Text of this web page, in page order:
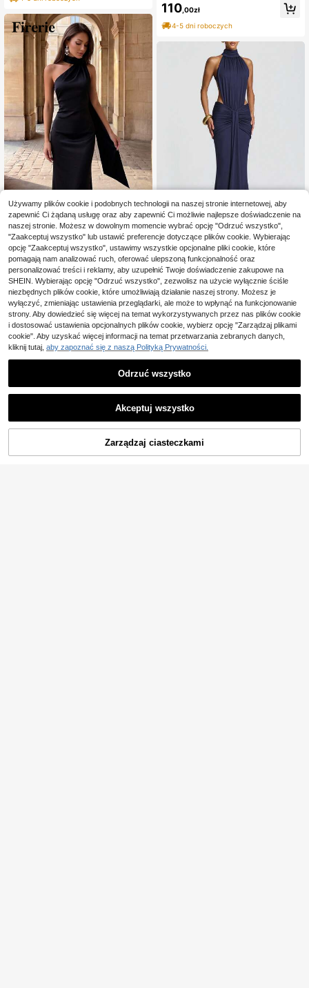
a, elegancka, ślubna
Firerie
Magazyn UE Firerie Asymetryczna s
atynowa sukienka z dekoltem, drap
owana, z odkrytymi plecami, czarn
a, elegancka, formalna, wieczorow
a, na bal, ślub, dla gościa weselneg
o, na zakończenie szkoły, kolację,
w stylu quiet luxury
107,91zł -1%
109,00złnajniższa cena
4-5 dni roboczych
ka na bal weselny, na urodziny, uko
owitalne
110 ,00zł
4-5 dni roboczych
Magazyn UE Elegancka długa sukien
ka slim fit z odkrytymi plecami dla k
obiet, seksowna sukienka bez ręka
wów na imprezę, ślub i wakacje, jes
ienna
137,61zł -1%
139,00złnajniższa cena
4-5 dni roboczych
KUP TERAZ DODAJ DO KOSZYKA
Używamy plików cookie i podobnych technologii na naszej stronie internetowej, aby
zapewnić Ci żądaną usługę oraz aby zapewnić Ci możliwie najlepsze doświadczenie na
naszej stronie. Możesz w dowolnym momencie wybrać opcję "Odrzuć wszystko",
"Zaakceptuj wszystko" lub ustawić preferencje dotyczące plików cookie. Wybierając
opcję "Zaakceptuj wszystko", ustawimy wszystkie opcjonalne pliki cookie, które
pomagają nam analizować ruch, oferować ulepszoną funkcjonalność oraz
personalizować treści i reklamy, aby uzupełnić Twoje doświadczenie zakupowe na
SHEIN. Wybierając opcję "Odrzuć wszystko", zezwolisz na użycie wyłącznie ściśle
niezbędnych plików cookie, które umożliwiają działanie naszej strony. Możesz je
wyłączyć, zmieniając ustawienia przeglądarki, ale może to wpłynąć na funkcjonowanie
strony. Aby dowiedzieć się więcej na temat wykorzystywanych przez nas plików cookie
i dostosować ustawienia opcjonalnych plików cookie, wybierz opcję "Zarządzaj plikami
cookie". Aby uzyskać więcej informacji na temat przetwarzania zebranych danych,
kliknij tutaj, aby zapoznać się z naszą Polityką Prywatności.
Odrzuć wszystko
Akceptuj wszystko
Zarządzaj ciasteczkami